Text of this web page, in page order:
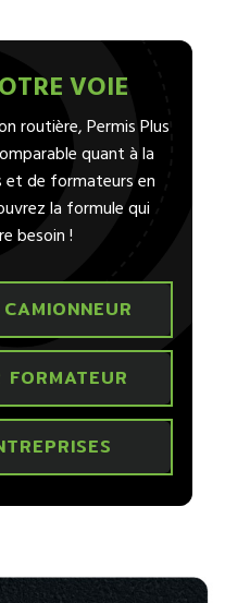
VOIE
routière, Permis Plus
quant à la
de formateurs en
la formule qui
besoin !
CAMIONNEUR
FORMATEUR